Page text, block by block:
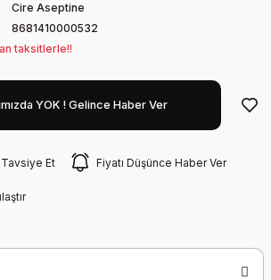
Cire Aseptine
8681410000532
taksitlerle!!
YOK ! Gelince Haber Ver
Tavsiye Et Fiyatı Düşünce Haber Ver